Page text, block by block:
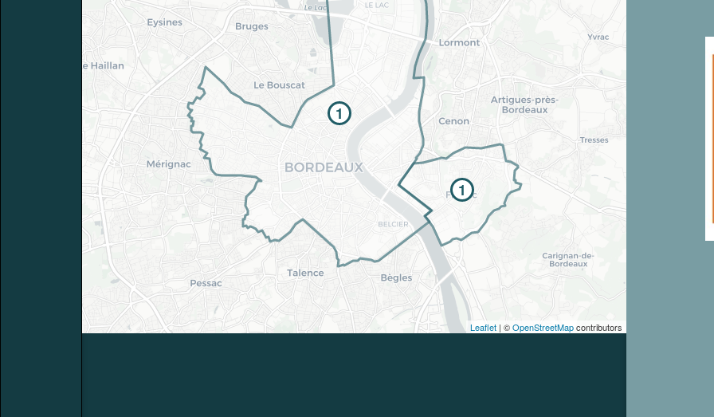
voir
FAQ
1
1
Leaflet| ©OpenStreetMapcontributors